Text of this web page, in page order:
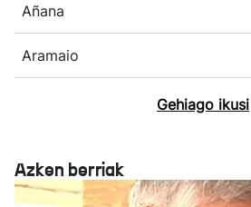
Añana
Aramaio
Gehiago ikusi
Azken berriak